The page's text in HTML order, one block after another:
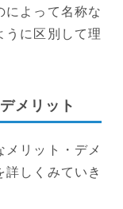
によって名称な
うに区別して理
メリット
メリット・デメ
詳しくみていき